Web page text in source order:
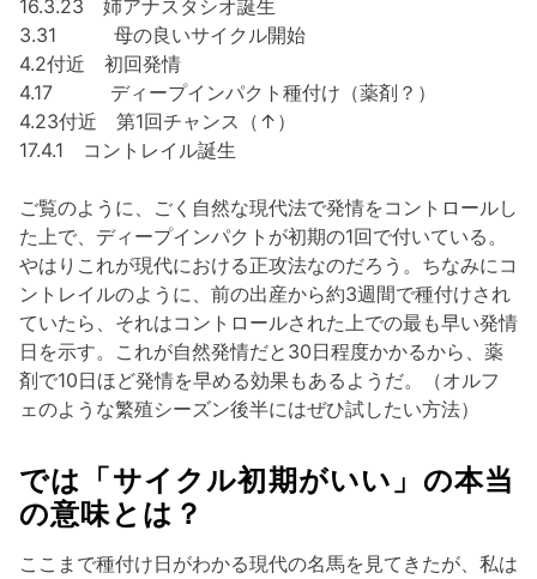
16.3.23 姉アナスタシオ誕生
3.31 母の良いサイクル開始
4.2付近 初回発情
4.17 ディープインパクト種付け（薬剤？）
4.23付近 第1回チャンス（↑）
17.4.1 コントレイル誕生
ご覧のように、ごく自然な現代法で発情をコントロールし
た上で、ディープインパクトが初期の1回で付いている。
やはりこれが現代における正攻法なのだろう。ちなみにコ
ントレイルのように、前の出産から約3週間で種付けされ
ていたら、それはコントロールされた上での最も早い発情
日を示す。これが自然発情だと30日程度かかるから、薬
剤で10日ほど発情を早める効果もあるようだ。（オルフ
ェのような繁殖シーズン後半にはぜひ試したい方法）
では「サイクル初期がいい」の本当
の意味とは？
ここまで種付け日がわかる現代の名馬を見てきたが、私は